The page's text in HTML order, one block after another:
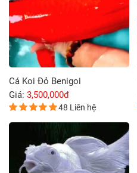
Cá Koi Đỏ Benigoi
Giá: 3,500,000đ
48 Liên hệ